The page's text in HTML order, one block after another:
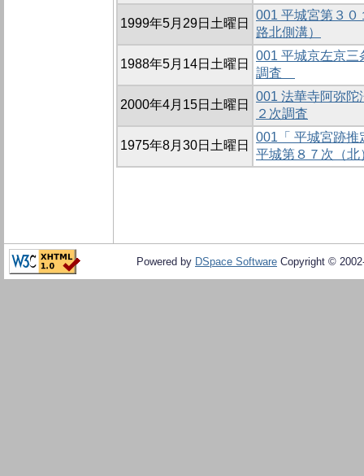
1999年5月29日土曜日
001 平城宮第３０
路北側溝）
1988年5月14日土曜日
001 平城京左京三
調査
2000年4月15日土曜日
001 法華寺阿弥
２次調査
1975年8月30日土曜日
001「 平城宮跡
平城第８７次（北
Powered by DSpace Software Copyright ©